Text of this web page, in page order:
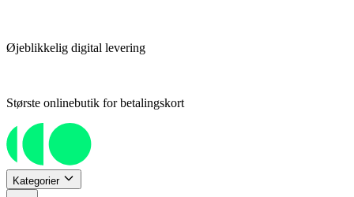
Øjeblikkelig digital levering
Største onlinebutik for betalingskort
Kategorier